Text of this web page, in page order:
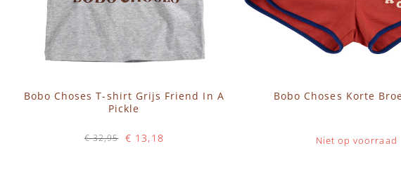
Bobo Choses T-shirt Grijs Friend In A
Pickle
€ 13,18
€ 32,95
Bobo Choses Korte
Niet op voorraad